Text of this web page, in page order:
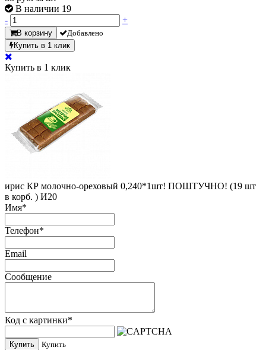
В наличии 19
-
+
В корзину
Добавлено
Купить в 1 клик
Купить в 1 клик
ирис КР молочно-ореховый 0,240*1шт! ПОШТУЧНО! (19 шт
в корб. ) И20
Имя*
Телефон*
Email
Сообщение
Код с картинки*
Купить Купить